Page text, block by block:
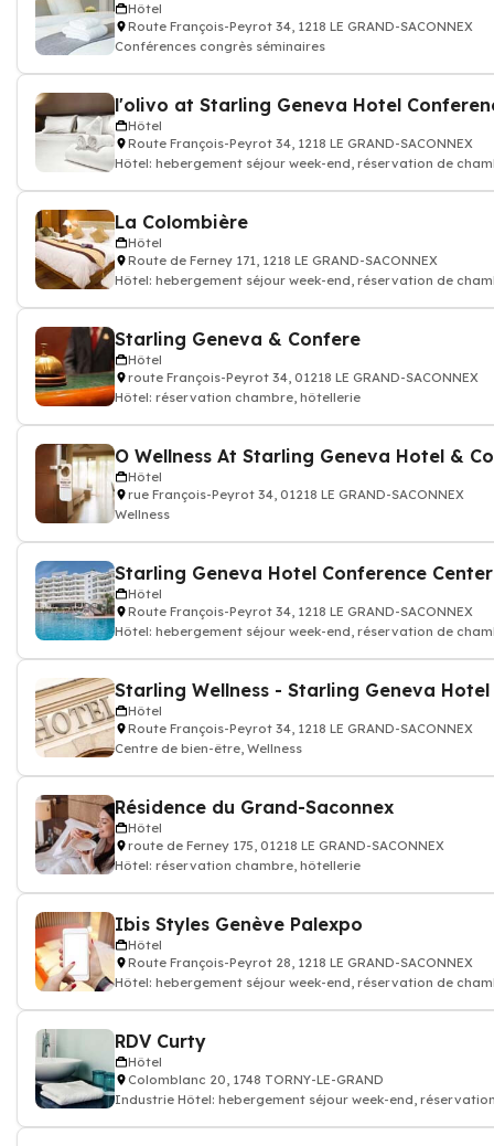
Hôtel
Route François-Peyrot 34, 1218 LE GRAND-SACONNEX
Conférences congrès séminaires
l'olivo at Starling Geneva Hotel
Hôtel
Route François-Peyrot 34, 1218 LE GRAND-SACONNEX
Hôtel: hebergement séjour week-end, réservation de
La Colombière
Hôtel
Route de Ferney 171, 1218 LE GRAND-SACONNEX
Hôtel: hebergement séjour week-end, réservation de
Starling Geneva & Confere
Hôtel
route François-Peyrot 34, 01218 LE GRAND-SACONNEX
Hôtel: réservation chambre, hôtellerie
Hôtel
rue François-Peyrot 34, 01218 LE GRAND-SACONNEX
Wellness
Starling Geneva Hotel Conference Center
Hôtel
Route François-Peyrot 34, 1218 LE GRAND-SACONNEX
Hôtel: hebergement séjour week-end, réservation de
Hôtel
Route François-Peyrot 34, 1218 LE GRAND-SACONNEX
Centre de bien-être, Wellness
Résidence du Grand-Saconnex
Hôtel
route de Ferney 175, 01218 LE GRAND-SACONNEX
Hôtel: réservation chambre, hôtellerie
Ibis Styles Genève Palexpo
Hôtel
Route François-Peyrot 28, 1218 LE GRAND-SACONNEX
Hôtel: hebergement séjour week-end, réservation de
RDV Curty
Hôtel
Colomblanc 20, 1748 TORNY-LE-GRAND
Industrie Hôtel: hebergement séjour week-end,